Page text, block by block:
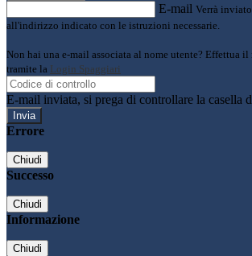
E-mail Verrà
all'indirizzo indicato con le istruzioni necessarie.
Non hai una e-mail associata al nome utente? Effettua il
tramite la Login Spaggiari
E-mail inviata, si prega di controllare la casella
Errore
Chiudi
Successo
Chiudi
Informazione
Chiudi